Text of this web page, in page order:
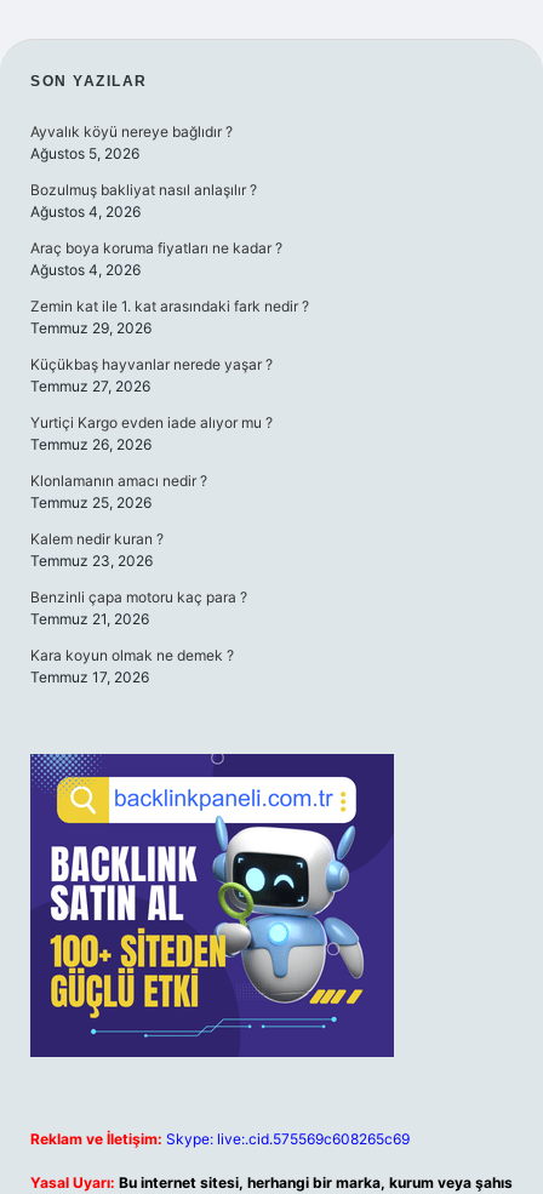
SIDEBAR
SON YAZILAR
Ayvalık köyü nereye bağlıdır ?
Ağustos 5, 2026
Bozulmuş bakliyat nasıl anlaşılır ?
Ağustos 4, 2026
Araç boya koruma fiyatları ne kadar ?
Ağustos 4, 2026
Zemin kat ile 1. kat arasındaki fark nedir ?
Temmuz 29, 2026
Küçükbaş hayvanlar nerede yaşar ?
Temmuz 27, 2026
Yurtiçi Kargo evden iade alıyor mu ?
Temmuz 26, 2026
Klonlamanın amacı nedir ?
Temmuz 25, 2026
Kalem nedir kuran ?
Temmuz 23, 2026
Benzinli çapa motoru kaç para ?
Temmuz 21, 2026
Kara koyun olmak ne demek ?
Temmuz 17, 2026
Reklam ve İletişim: Skype: live:.cid.575569c608265c69
Yasal Uyarı: Bu internet sitesi, herhangi bir marka, kurum veya şahıs